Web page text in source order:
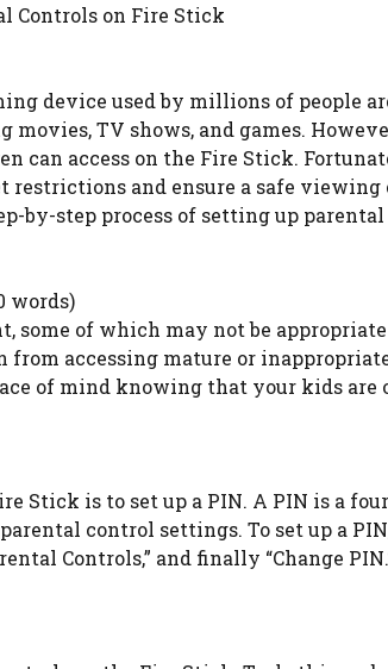
Controls on Fire Stick
device used by millions of people
TV shows, and games.
can access on the Fire Stick.
and ensure a safe
step process of setting up
words)
some of which may not be
accessing mature or
of mind knowing that your kids
Stick is to set up a PIN. A PIN is a
control settings. To set up a
Controls,” and finally “Change